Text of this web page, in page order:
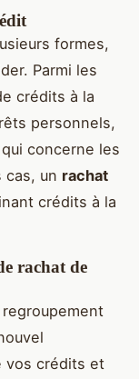
formes,
Parmi les
crédits à la
personnels,
concerne les
cas, un rachat
crédits à la
rachat de
vos crédits et